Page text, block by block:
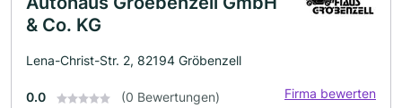
& Co. KG
Lena-Christ-Str. 2, 82194 Gröbenzell
0.0 (0 Bewertungen) Firma bewerten